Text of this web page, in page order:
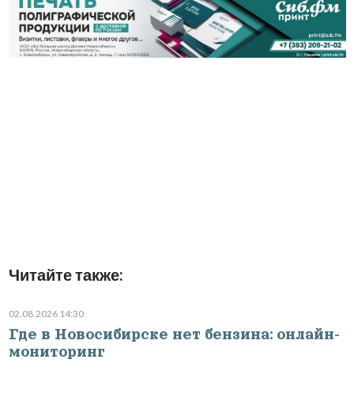
Читайте также:
02.08.2026 14:30
Где в Новосибирске нет бензина: онлайн-
мониторинг